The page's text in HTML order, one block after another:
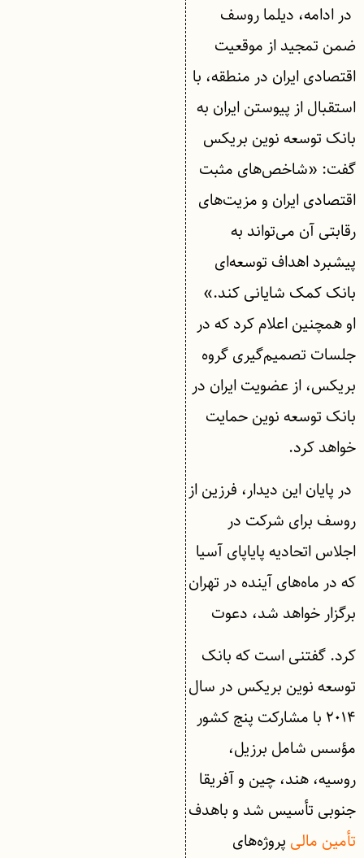
در ادامه، دیلما روسف
ضمن تمجید از موقعیت
اقتصادی ایران در منطقه، با
استقبال از پیوستن ایران به
بانک توسعه نوین بریکس
گفت: «شاخص‌های مثبت
اقتصادی ایران و مزیت‌های
رقابتی آن می‌تواند به
پیشبرد اهداف توسعه‌ای
بانک کمک شایانی کند.»
او همچنین اعلام کرد که در
جلسات تصمیم‌گیری گروه
بریکس، از عضویت ایران در
بانک توسعه نوین حمایت
خواهد کرد.
در پایان این دیدار، فرزین از
روسف برای شرکت در
اجلاس اتحادیه پایاپای آسیا
که در ماه‌های آینده در تهران
برگزار خواهد شد، دعوت
کرد. گفتنی است که بانک
توسعه نوین بریکس در سال
۲۰۱۴ با مشارکت پنج کشور
مؤسس شامل برزیل،
روسیه، هند، چین و آفریقا
جنوبی تأسیس شد و باهدف
تأمین مالی پروژه‌های